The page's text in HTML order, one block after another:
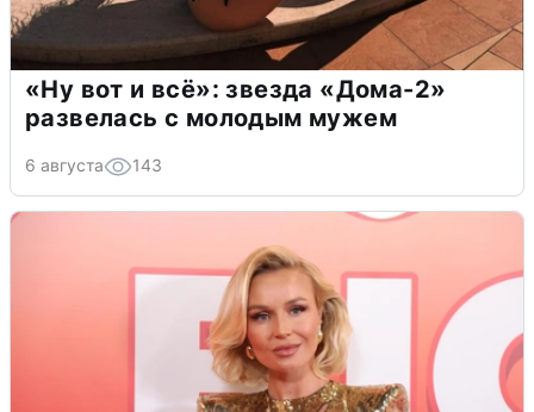
«Ну вот и всё»: звезда «Дома-2»
развелась с молодым мужем
6 августа 143